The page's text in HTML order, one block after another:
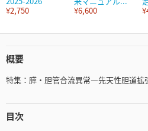
¥2,750
¥6,600
概要
特集：膵・胆管合流異常―先天性胆道
目次